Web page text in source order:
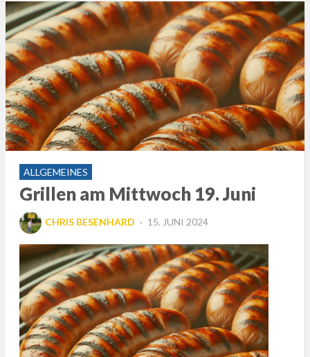
ALLGEMEINES
Grillen am Mittwoch 19. Juni
CHRIS BESENHARD
POSTED
15. JUNI 2024